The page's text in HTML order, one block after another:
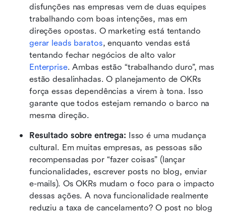
disfunções nas empresas vem de duas equipes
trabalhando com boas intenções, mas em
gerar leads baratos, enquanto vendas está
Enterprise. Ambas estão “trabalhando duro”, mas
estão desalinhadas. O planejamento de OKRs
força essas dependências a virem à tona. Isso
garante que todos estejam remando o barco na
mesma direção.
Resultado sobre entrega: Isso é uma mudança
cultural. Em muitas empresas, as pessoas são
recompensadas por “fazer coisas” (lançar
funcionalidades, escrever posts no blog, enviar
e-mails). Os OKRs mudam o foco para o impacto
dessas ações. A nova funcionalidade realmente
reduziu a taxa de cancelamento? O post no blog